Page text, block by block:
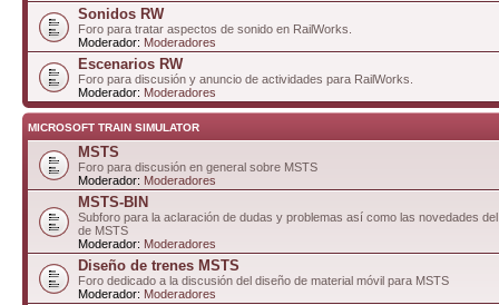
Sonidos RW
Foro para tratar aspectos de sonido en RailWorks.
Moderador: Moderadores
Escenarios RW
Foro para discusión y anuncio de actividades para RailWorks.
Moderador: Moderadores
MICROSOFT TRAIN SIMULATOR
MSTS
Foro para discusión en general sobre MSTS
Moderador: Moderadores
MSTS-BIN
Subforo para la aclaración de dudas y problemas así como las novedades
de MSTS
Moderador: Moderadores
Diseño de trenes MSTS
Foro dedicado a la discusión del diseño de material móvil para MSTS
Moderador: Moderadores